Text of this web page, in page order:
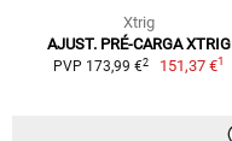
Xtrig
AJUST. PRÉ-CARGA XTRIG
PVP 173,99 €2 151,37 €1